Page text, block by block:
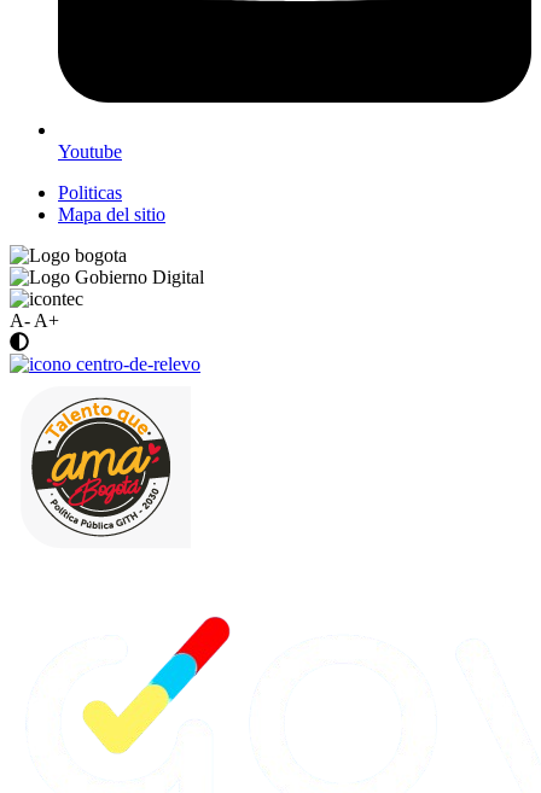
Youtube
Politicas
Mapa del sitio
A- A+